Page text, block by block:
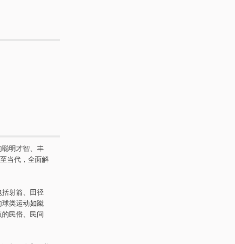
明才智、丰
当代，全面解
射箭、田径
类运动如蹴
民俗、民间